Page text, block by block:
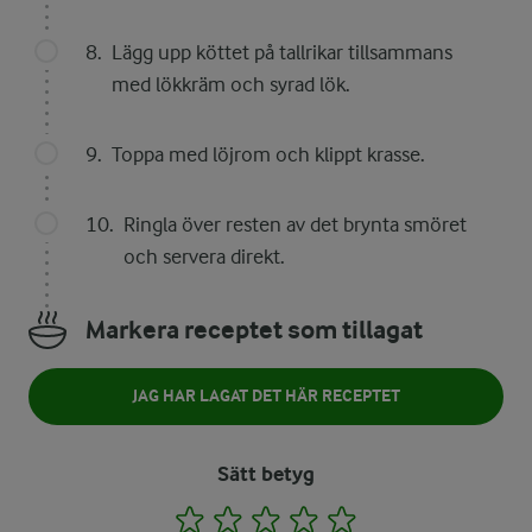
Lägg upp köttet på tallrikar tillsammans
med lökkräm och syrad lök.
Toppa med löjrom och klippt krasse.
Ringla över resten av det brynta smöret
och servera direkt.
Markera receptet som tillagat
JAG HAR LAGAT DET HÄR RECEPTET
Sätt betyg
1 2 3 4